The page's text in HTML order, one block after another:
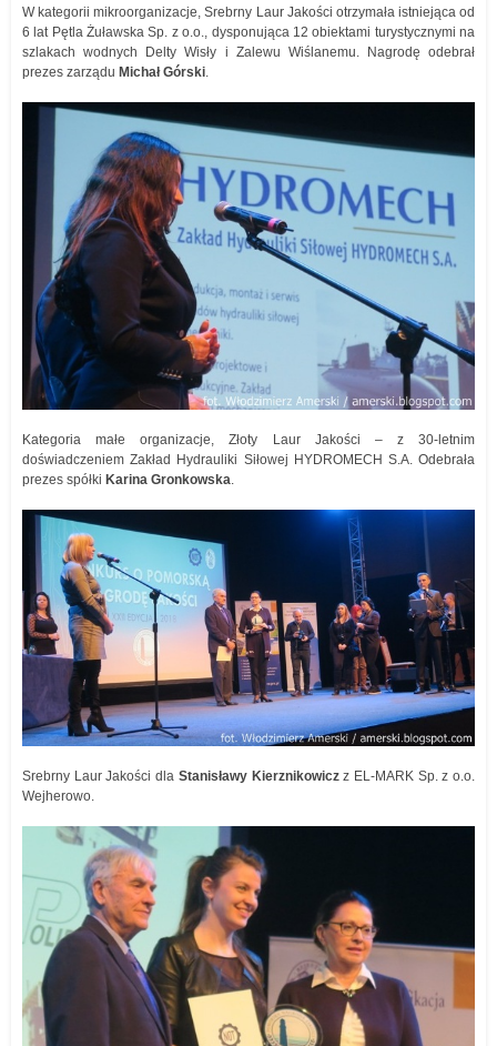
W kategorii mikroorganizacje, Srebrny Laur Jakości otrzymała istniejąca od
6 lat Pętla Żuławska Sp. z o.o., dysponująca 12 obiektami turystycznymi na
szlakach wodnych Delty Wisły i Zalewu Wiślanemu. Nagrodę odebrał
prezes zarządu Michał Górski
Kategoria małe organizacje, Złoty Laur Jakości – z 30-letnim
doświadczeniem Zakład Hydrauliki Siłowej HYDROMECH S.A. Odebrała
prezes spółki Karina Gronkowska
Srebrny Laur Jakości dla Stanisławy Kierznikowiczz EL-MARK Sp. z o.o.
Wejherowo.